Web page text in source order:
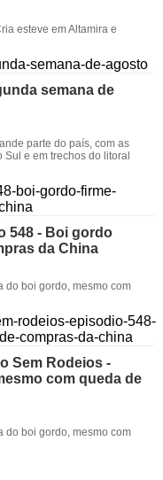
esteve em Altamira e
semana de
parte do país, com as
e em trechos do litoral
548 - Boi gordo
da China
do boi gordo, mesmo com
Sem Rodeios -
com queda de
do boi gordo, mesmo com